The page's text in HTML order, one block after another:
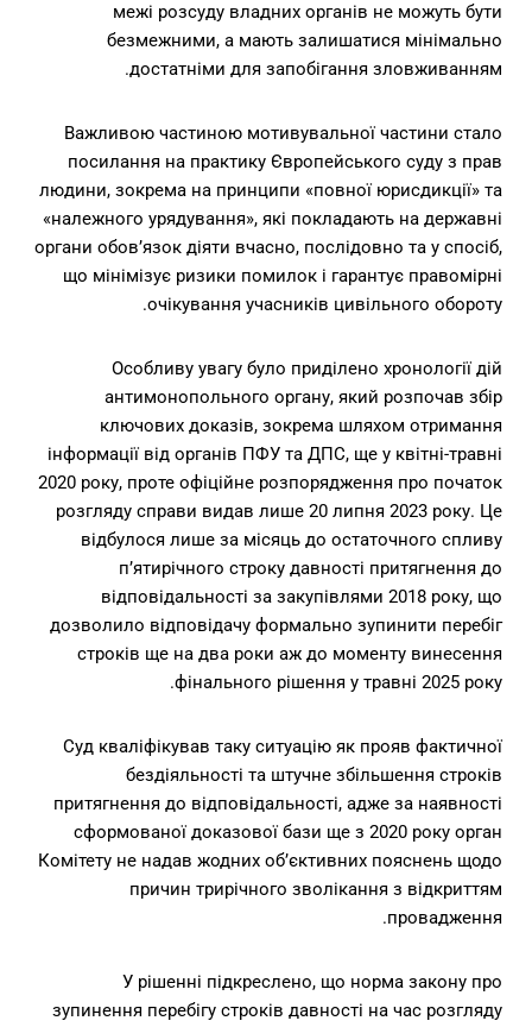
межі розсуду владних органів не можуть бути
безмежними, а мають залишатися мінімально
достатніми для запобігання зловживанням.
Важливою частиною мотивувальної частини стало
посилання на практику Європейського суду з прав
людини, зокрема на принципи «повної юрисдикції» та
«належного урядування», які покладають на державні
органи обов’язок діяти вчасно, послідовно та у спосіб,
що мінімізує ризики помилок і гарантує правомірні
очікування учасників цивільного обороту.
Особливу увагу було приділено хронології дій
антимонопольного органу, який розпочав збір
ключових доказів, зокрема шляхом отримання
інформації від органів ПФУ та ДПС, ще у квітні-травні
2020 року, проте офіційне розпорядження про початок
розгляду справи видав лише 20 липня 2023 року. Це
відбулося лише за місяць до остаточного спливу
п’ятирічного строку давності притягнення до
відповідальності за закупівлями 2018 року, що
дозволило відповідачу формально зупинити перебіг
строків ще на два роки аж до моменту винесення
фінального рішення у травні 2025 року.
Суд кваліфікував таку ситуацію як прояв фактичної
бездіяльності та штучне збільшення строків
притягнення до відповідальності, адже за наявності
сформованої доказової бази ще з 2020 року орган
Комітету не надав жодних об’єктивних пояснень щодо
причин трирічного зволікання з відкриттям
провадження.
У рішенні підкреслено, що норма закону про
зупинення перебігу строків давності на час розгляду